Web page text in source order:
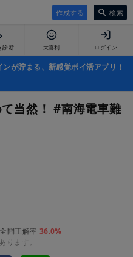
作成する 検索
診断 大喜利 ログイン
が貯まる、新感覚ポイ活アプリ！
当然！ #南海電車難
全問正解率 36.0%
ります。